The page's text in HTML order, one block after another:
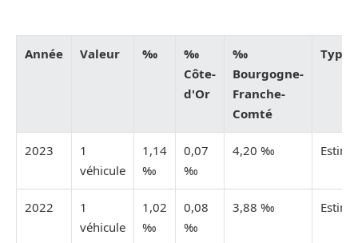
Année Valeur ‰
‰
Côte-
d'Or
‰
Bourgogne-
Franche-
Comté
Type
2023
1
véhicule
1,14
‰
0,07
‰
4,20 ‰
2022
1
véhicule
1,02
‰
0,08
‰
3,88 ‰